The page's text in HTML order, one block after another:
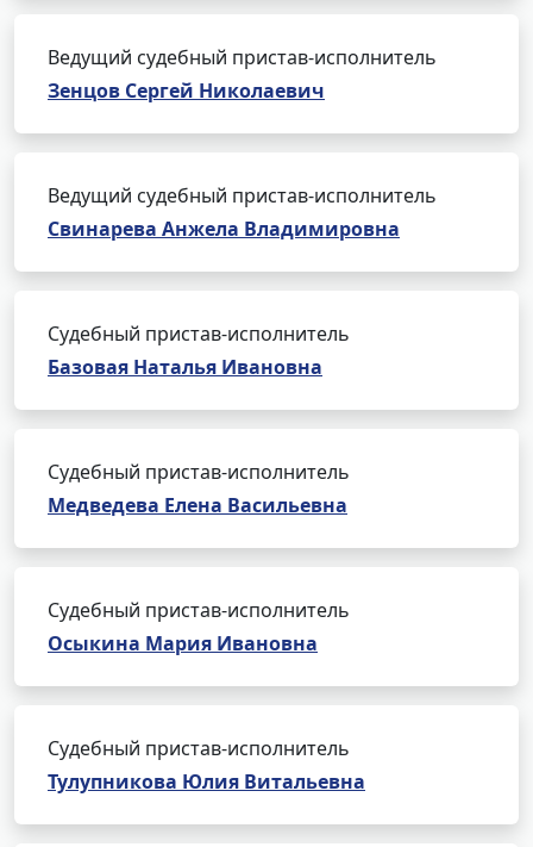
Ведущий судебный пристав-исполнитель
Зенцов Сергей Николаевич
Ведущий судебный пристав-исполнитель
Свинарева Анжела Владимировна
Судебный пристав-исполнитель
Базовая Наталья Ивановна
Судебный пристав-исполнитель
Медведева Елена Васильевна
Судебный пристав-исполнитель
Осыкина Мария Ивановна
Судебный пристав-исполнитель
Тулупникова Юлия Витальевна